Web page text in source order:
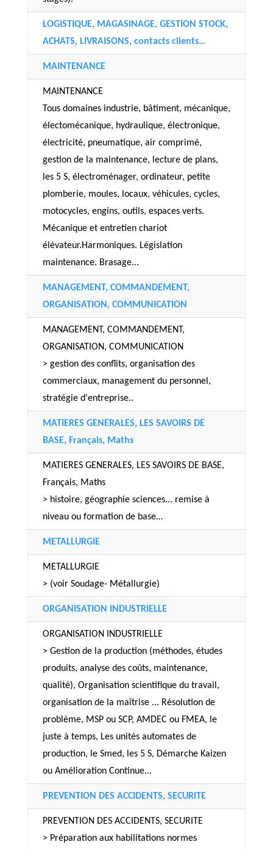
LOGISTIQUE, MAGASINAGE, GESTION STOCK,
ACHATS, LIVRAISONS, contacts clients…
MAINTENANCE
MAINTENANCE
Tous domaines industrie, bâtiment, mécanique,
électomécanique, hydraulique, électronique,
électricité, pneumatique, air comprimé,
gestion de la maintenance, lecture de plans,
les 5 S, électroménager, ordinateur, petite
plomberie, moules, locaux, véhicules, cycles,
motocycles, engins, outils, espaces verts.
Mécanique et entretien chariot
élévateur.Harmoniques. Législation
maintenance. Brasage...
MANAGEMENT, COMMANDEMENT,
ORGANISATION, COMMUNICATION
MANAGEMENT, COMMANDEMENT,
ORGANISATION, COMMUNICATION
> gestion des conflits, organisation des
commerciaux, management du personnel,
stratégie d'entreprise..
MATIERES GENERALES, LES SAVOIRS DE
BASE, Français, Maths
MATIERES GENERALES, LES SAVOIRS DE BASE,
Français, Maths
> histoire, géographie sciences... remise à
niveau ou formation de base…
METALLURGIE
METALLURGIE
> (voir Soudage- Métallurgie)
ORGANISATION INDUSTRIELLE
ORGANISATION INDUSTRIELLE
> Gestion de la production (méthodes, études
produits, analyse des coûts, maintenance,
qualité), Organisation scientifique du travail,
organisation de la maîtrise ... Résolution de
problème, MSP ou SCP, AMDEC ou FMEA, le
juste à temps, Les unités automates de
production, le Smed, les 5 S, Démarche Kaizen
ou Amélioration Continue...
PREVENTION DES ACCIDENTS, SECURITE
PREVENTION DES ACCIDENTS, SECURITE
> Préparation aux habilitations normes